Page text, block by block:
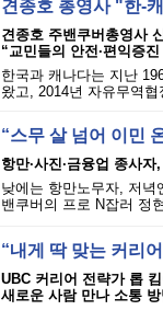
견종호 총영사 "한-
견종호 주밴쿠버총영사
“교민들의 안전·편익증
한국과 캐나다는 지난
왔고, 2014년 자유무역
“스무 살 넘어 이민
항만·사진·금융업 종사
낮에는 항만노무자, 저
밴쿠버의 프로 N잡러 정
“내게 딱 맞는 커리
UBC 커리어 전략가 롭
새로운 사람 만나 소통